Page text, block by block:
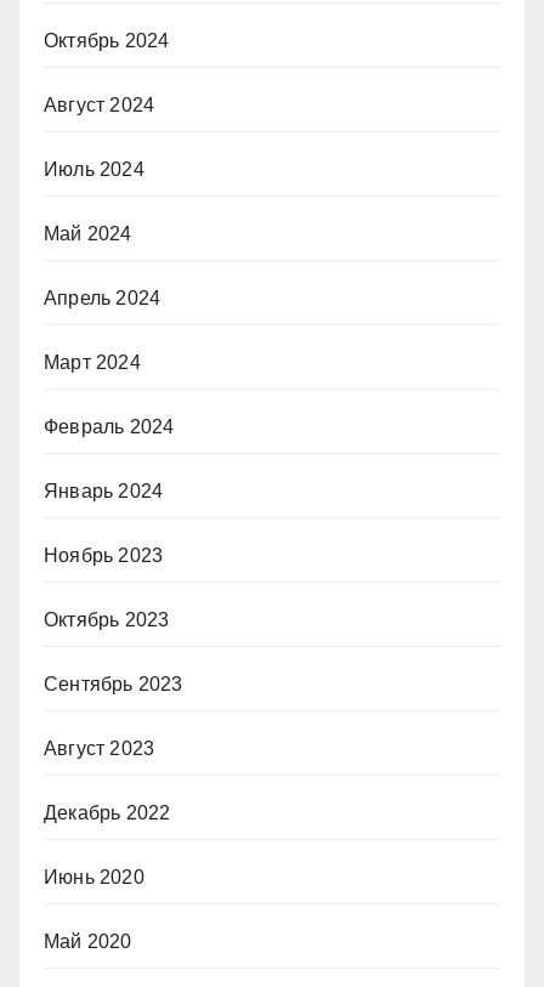
Октябрь 2024
Август 2024
Июль 2024
Май 2024
Апрель 2024
Март 2024
Февраль 2024
Январь 2024
Ноябрь 2023
Октябрь 2023
Сентябрь 2023
Август 2023
Декабрь 2022
Июнь 2020
Май 2020